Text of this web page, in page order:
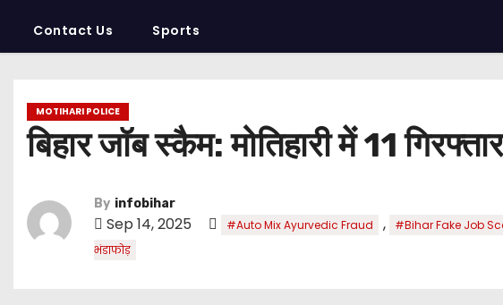
e
Contact Us Sports
MOTIHARI POLICE
बिहार जॉब स्कैम: मोतिहारी में 11
By infobihar
Sep 14, 2025 #Auto Mix Ayurvedic Fraud , #Bihar Fake Job
भंडाफोड़